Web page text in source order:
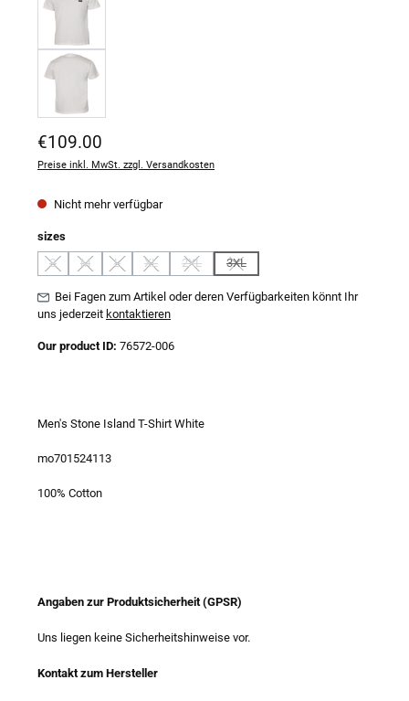
Regulärer Preis:
€109.00
Preise inkl. MwSt. zzgl. Versandkosten
Nicht mehr verfügbar
sizesauswählen
S
(Diese Option ist zurzeit nicht verfügbar.)
M
(Diese Option ist zurzeit nicht verfügbar.)
L
(Diese Option ist zurzeit nicht verfügbar.)
XL
(Diese Option ist zurzeit nicht verfügbar.)
2XL
(Diese Option ist zurzeit nicht verfügbar.)
3XL
(Diese Option ist zurzeit nicht
Bei Fagen zum Artikel oder deren Verfügbarkeiten könnt Ihr
uns jederzeit kontaktieren
Our product ID: 76572-006
Men's Stone Island T-Shirt White
mo701524113
100% Cotton
Angaben zur Produktsicherheit (GPSR)
Uns liegen keine Sicherheitshinweise vor.
Kontakt zum Hersteller